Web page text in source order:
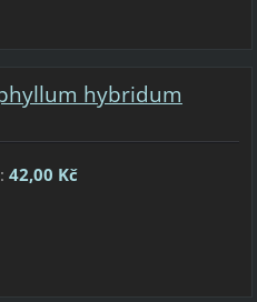
hybridum
42,00 Kč